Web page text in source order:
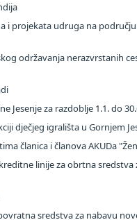
i projekata udruga na području
održavanja nerazvrstanih
Jesenje za razdoblje 1.1. do
dječjeg igrališta u Gornjem
članica i članova AKUDa
linije za obrtna sredstva
sredstva za nabavu